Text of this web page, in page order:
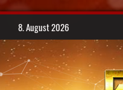
8. August 2026